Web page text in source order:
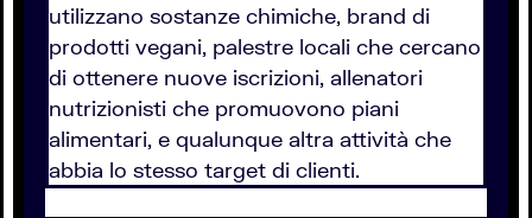
utilizzano sostanze chimiche, brand di
prodotti vegani, palestre locali che cercano
di ottenere nuove iscrizioni, allenatori
nutrizionisti che promuovono piani
alimentari, e qualunque altra attività che
abbia lo stesso target di clienti.